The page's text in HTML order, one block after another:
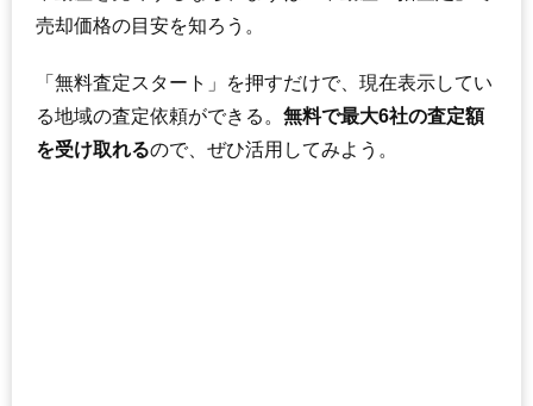
売却価格の目安を知ろう。
「無料査定スタート」を押すだけで、現在表示してい
る地域の査定依頼ができる。 無料で最大6社の査定額
を受け取れるので、ぜひ活用してみよう。